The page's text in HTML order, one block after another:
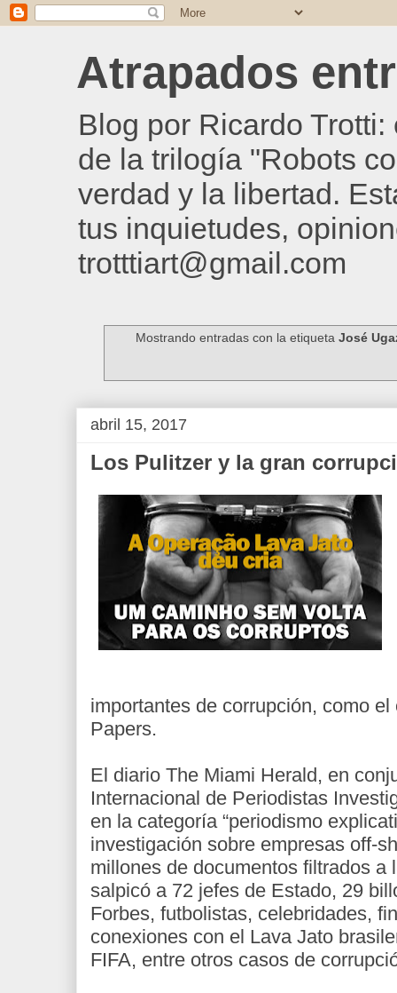
Atrapados
Blog por Ricardo
de la trilogía "Robots
verdad y la libertad.
tus inquietudes,
trotttiart@gmail.com
Mostrando entradas con la etiquetaJosé
abril 15, 2017
Los Pulitzer y la gran
importantes de corrupción, como
Papers.
El diario The Miami Herald, en
Internacional de Periodistas
en la categoría “periodismo
investigación sobre empresas off-
millones de documentos filtrados a
salpicó a 72 jefes de Estado, 29
Forbes, futbolistas, celebridades,
conexiones con el Lava Jato
FIFA, entre otros casos de